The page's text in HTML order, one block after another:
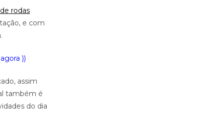
rodas
e com
))
assim
também é
do dia